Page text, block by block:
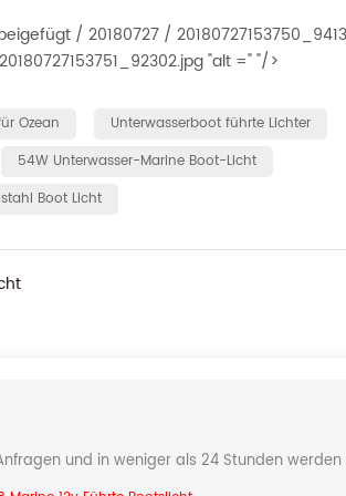
/ 20180727 /
"alt =" "/>
Ozean
Unterwasserboot führte Lichter
54W Unterwasser-Marine Boot-Licht
Boot Licht
und in weniger als 24 Stunden